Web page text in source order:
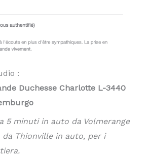
:
Duchesse Charlotte L-3440
5 minuti in auto da Volmerange
da Thionville in auto, per i